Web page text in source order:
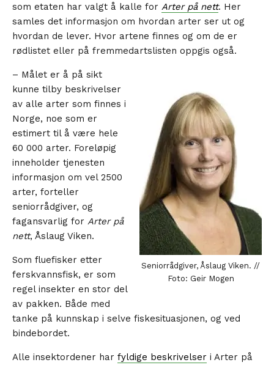
som etaten har valgt å kalle for Arter på nett. Her
samles det informasjon om hvordan arter ser ut og
hvordan de lever. Hvor artene finnes og om de er
rødlistet eller på fremmedartslisten oppgis også.
Seniorrådgiver, Åslaug Viken. //
Foto: Geir Mogen
– Målet er å på sikt
kunne tilby beskrivelser
av alle arter som finnes i
Norge, noe som er
estimert til å være hele
60 000 arter. Foreløpig
inneholder tjenesten
informasjon om vel 2500
arter, forteller
seniorrådgiver, og
fagansvarlig for Arter på
nett, Åslaug Viken.
Som fluefisker etter
ferskvannsfisk, er som
regel insekter en stor del
av pakken. Både med
tanke på kunnskap i selve fiskesituasjonen, og ved
bindebordet.
Alle insektordener har fyldige beskrivelser i Arter på